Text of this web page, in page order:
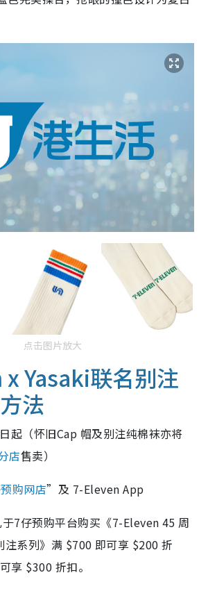
点击图片放大
Yasaki联名别注
法
起（怀旧Cap 帽及别注纯棉袜亦将
店售卖）
购网店” 及 7-Eleven App
7仔预购平台购买《7-Eleven 45 周
注系列》满 $700 即可享 $200 折
享 $300 折扣。